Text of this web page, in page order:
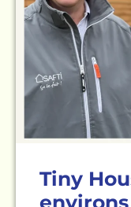
Tiny